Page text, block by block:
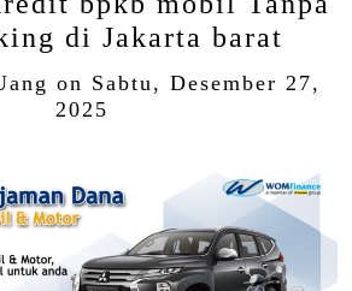
di Jakarta barat
on Sabtu, Desember 27,
2025